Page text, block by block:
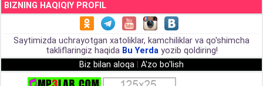
BIZNING HAQIQIY PROFIL
Saytimizda uchrayotgan xatoliklar, kamchiliklar va qo'shimcha
takliflaringiz haqida Bu Yerdayozib qoldiring!
Biz bilan aloqa
A'zo bo'lish